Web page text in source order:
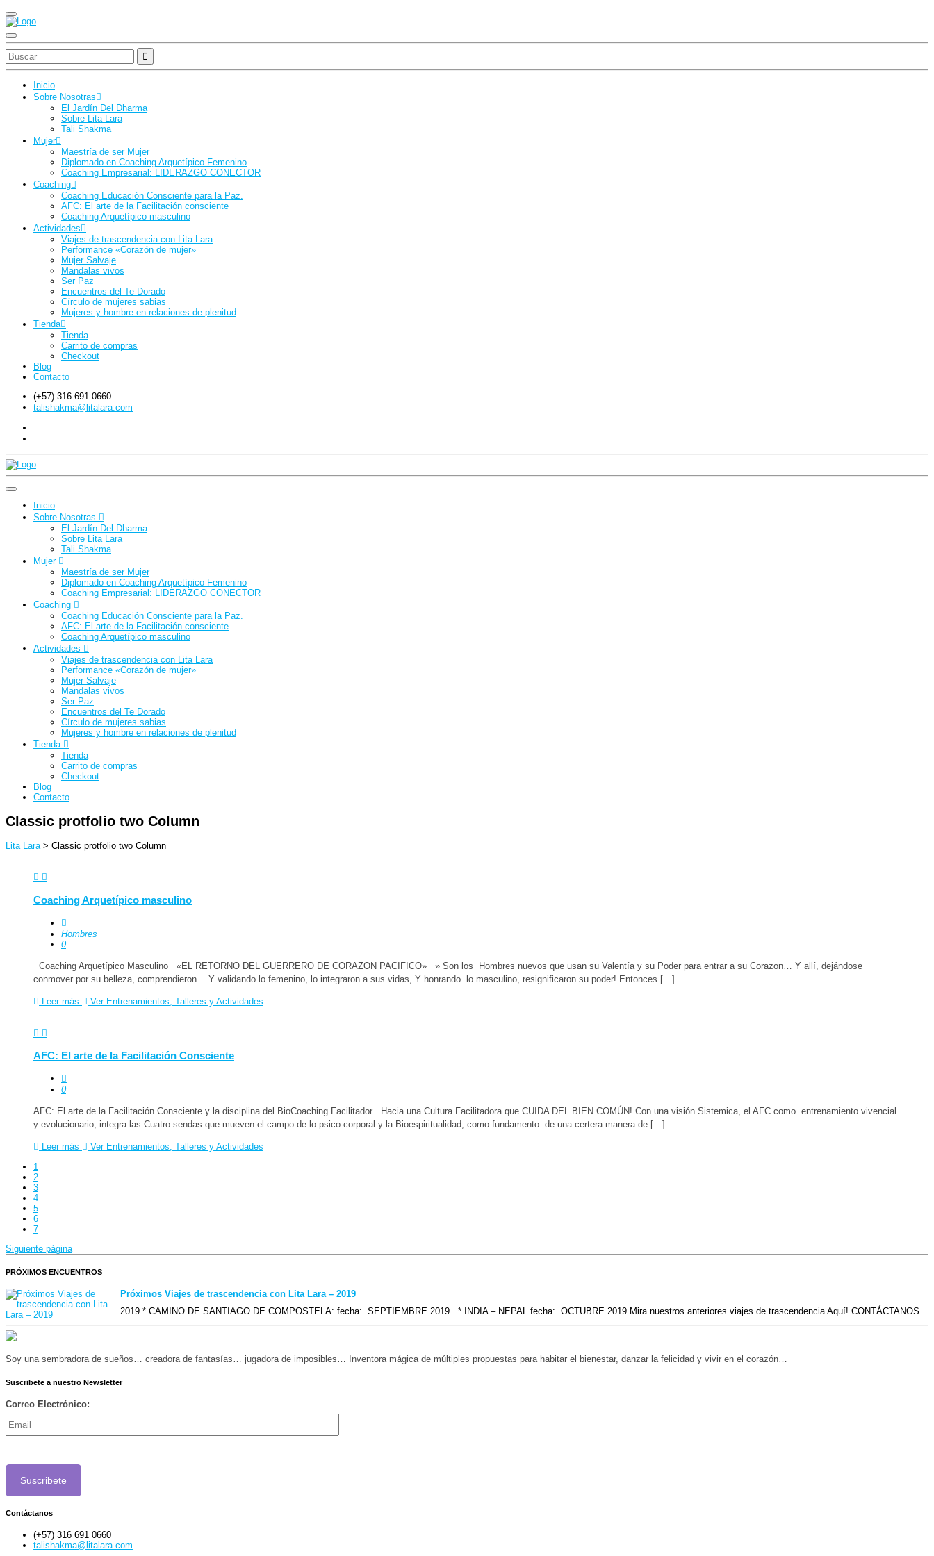
Inicio
Sobre Nosotras
El Jardín Del Dharma
Sobre Lita Lara
Tali Shakma
Mujer
Maestría de ser Mujer
Diplomado en Coaching Arquetípico Femenino
Coaching Empresarial: LIDERAZGO CONECTOR
Coaching
Coaching Educación Consciente para la Paz.
AFC: El arte de la Facilitación consciente
Coaching Arquetípico masculino
Actividades
Viajes de trascendencia con Lita Lara
Performance «Corazón de mujer»
Mujer Salvaje
Mandalas vivos
Ser Paz
Encuentros del Te Dorado
Círculo de mujeres sabias
Mujeres y hombre en relaciones de plenitud
Tienda
Tienda
Carrito de compras
Checkout
Blog
Contacto
(+57) 316 691 0660
talishakma@litalara.com
Inicio
Sobre Nosotras
El Jardín Del Dharma
Sobre Lita Lara
Tali Shakma
Mujer
Maestría de ser Mujer
Diplomado en Coaching Arquetípico Femenino
Coaching Empresarial: LIDERAZGO CONECTOR
Coaching
Coaching Educación Consciente para la Paz.
AFC: El arte de la Facilitación consciente
Coaching Arquetípico masculino
Actividades
Viajes de trascendencia con Lita Lara
Performance «Corazón de mujer»
Mujer Salvaje
Mandalas vivos
Ser Paz
Encuentros del Te Dorado
Círculo de mujeres sabias
Mujeres y hombre en relaciones de plenitud
Tienda
Tienda
Carrito de compras
Checkout
Blog
Contacto
Classic protfolio two Column
Lita Lara> Classic protfolio two Column
Coaching Arquetípico masculino
Hombres
0
Coaching Arquetípico Masculino «EL RETORNO DEL GUERRERO DE CORAZON PACIFICO» » Son los Hombres nuevos que usan su Valentía y su Poder para entrar a su Corazon… Y allí, dejándose
conmover por su belleza, comprendieron… Y validando lo femenino, lo integraron a sus vidas, Y honrando lo masculino, resignificaron su poder! Entonces […]
Leer más Ver Entrenamientos, Talleres y Actividades
AFC: El arte de la Facilitación Consciente
0
AFC: El arte de la Facilitación Consciente y la disciplina del BioCoaching Facilitador Hacia una Cultura Facilitadora que CUIDA DEL BIEN COMÚN! Con una visión Sistemica, el AFC como entrenamiento vivencial
y evolucionario, integra las Cuatro sendas que mueven el campo de lo psico-corporal y la Bioespiritualidad, como fundamento de una certera manera de […]
Leer más
Ver Entrenamientos, Talleres y Actividades
1
2
3
4
5
6
7
Siguiente página
PRÓXIMOS ENCUENTROS
Próximos Viajes de trascendencia con Lita Lara – 2019
2019 * CAMINO DE SANTIAGO DE COMPOSTELA: fecha: SEPTIEMBRE 2019 * INDIA – NEPAL fecha: OCTUBRE 2019 Mira nuestros anteriores viajes de trascendencia Aquí! CONTÁCTANOS...
Soy una sembradora de sueños… creadora de fantasías… jugadora de imposibles… Inventora mágica de múltiples propuestas para habitar el bienestar, danzar la felicidad y vivir en el corazón…
Suscribete a nuestro Newsletter
Correo Electrónico:
Contáctanos
(+57) 316 691 0660
talishakma@litalara.com